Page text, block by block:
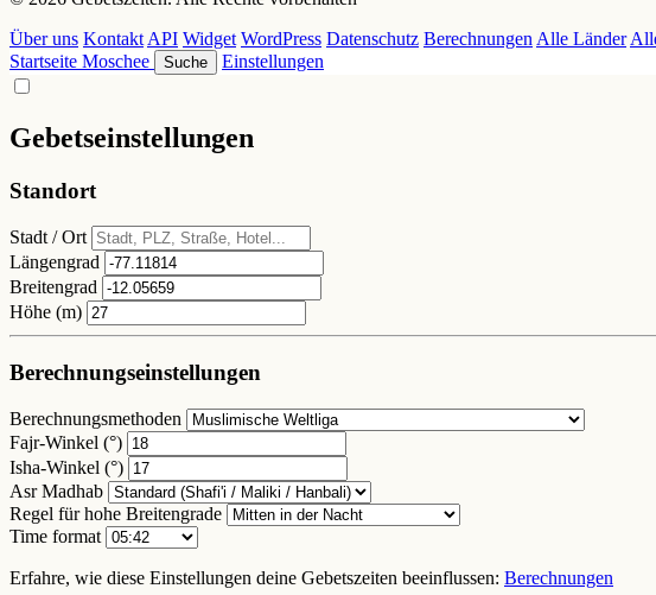
Über uns Kontakt API Widget WordPress Datenschutz Berechnungen Alle Länder
Startseite Moschee Suche Einstellungen
Gebetseinstellungen
Standort
Stadt / Ort
Längengrad
Breitengrad
Höhe (m)
Berechnungseinstellungen
Berechnungsmethoden
Fajr-Winkel (°)
Isha-Winkel (°)
Asr Madhab
Regel für hohe Breitengrade
Time format
Erfahre, wie diese Einstellungen deine Gebetszeiten beeinflussen: Berechnungen